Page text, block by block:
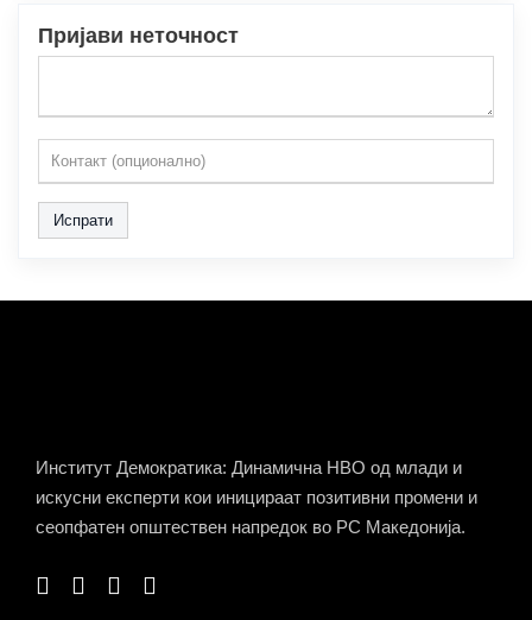
Пријави неточност
Испрати
Институт Демократика: Динамична НВО од млади и
искусни експерти кои иницираат позитивни промени и
сеопфатен општествен напредок во РС Македонија.